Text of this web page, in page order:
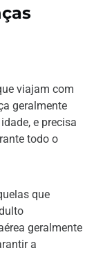
viajam com
geralmente
e precisa
todo o
que
geralmente
a